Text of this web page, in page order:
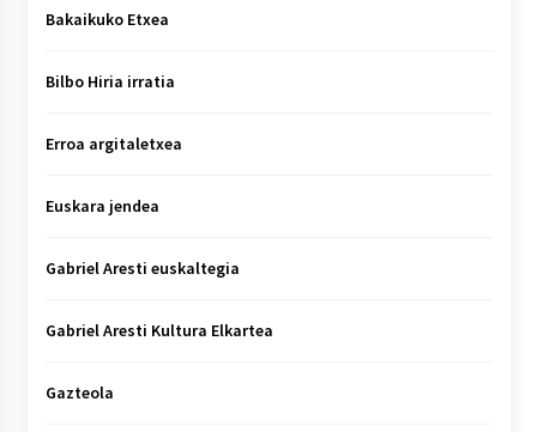
Bakaikuko Etxea
Bilbo Hiria irratia
Erroa argitaletxea
Euskara jendea
Gabriel Aresti euskaltegia
Gabriel Aresti Kultura Elkartea
Gazteola